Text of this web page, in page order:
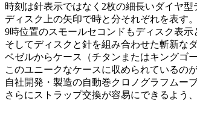
時刻は針表示ではなく2枚の細長いダイヤ型
ディスク上の矢印で時と分それぞれを表す
9時位置のスモールセコンドもディスク表示
そしてディスクと針を組み合わせた斬新な
ベゼルからケース（チタンまたはキングゴ
このユニークなケースに収められているのが
自社開発・製造の自動巻クロノグラフムー
さらにストラップ交換が容易にできるよう